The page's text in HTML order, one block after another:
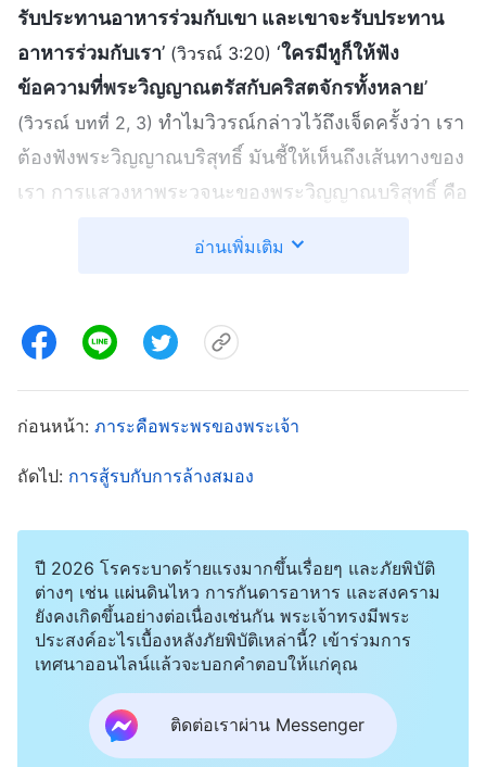
รับประทานอาหารร่วมกับเขา และเขาจะรับประทาน
อาหารร่วมกับเรา’ (วิวรณ์ 3:20) ‘ใครมีหูก็ให้ฟัง
ข้อความที่พระวิญญาณตรัสกับคริสตจักรทั้งหลาย’
(วิวรณ์ บทที่ 2, 3) ทำไมวิวรณ์กล่าวไว้ถึงเจ็ดครั้งว่า เรา
ต้องฟังพระวิญญาณบริสุทธิ์ มันชี้ให้เห็นถึงเส้นทางของ
เรา การแสวงหาพระวจนะของพระวิญญาณบริสุทธิ์ คือ
เสียงของพระเจ้า เหล่าผู้ที่ฟังเสียงของพระเจ้า และ
ส่วนผู้ที่ไม่ฟังเสียงของพระเจ้า คือหญิงพรหมจารีโง่ที่
ไม่ได้ต้อนรับองค์พระผู้เป็นเจ้า” ขณะที่พี่สวีฟัง ดวงตา
ฤทธิ์บทตอนหนึ่ง พระเจ้าผู้ทรงมหิทธิฤทธิ์ตรัสว่า “
หนึ่งเราเคยเป็นที่รู้จักในนามพระยาห์เวห์ เรายังเคยถูก
เรียกว่าพระเมสสิยาห์เช่นกัน และครั้งหนึ่งผู้คนเรียกเรา
ว่าพระเยซูพระผู้ช่วยให้รอดด้วยความรักและความ
เคารพยกย่อง อย่างไรก็ดี ณ วันนี้ เราไม่ใช่พระยาห์เวห์
หรือพระเยซูซึ่งผู้คนได้รู้จักในช่วงเวลาที่ผ่านมาอีกต่อ
ไป เราคือพระเจ้าผู้ที่ได้กลับมาในยุคสุดท้าย พระเจ้าผู้
ที่จะนำพายุคนี้ไปสู่บทอวสาน เราคือพระเจ้าพระองค์
อ่านเพิ่มเติม
ก่อนหน้า: ภาระคือพระพรของพระเจ้า
ถัดไป: การสู้รบกับการล้างสมอง
ปี 2026 โรคระบาดร้ายแรงมากขึ้นเรื่อยๆ และภัยพิบัติ
ต่างๆ เช่น แผ่นดินไหว การกันดารอาหาร และสงคราม
ยังคงเกิดขึ้นอย่างต่อเนื่องเช่นกัน พระเจ้าทรงมีพระ
ประสงค์อะไรเบื้องหลังภัยพิบัติเหล่านี้? เข้าร่วมการ
เทศนาออนไลน์แล้วจะบอกคำตอบให้แก่คุณ
ติดต่อเราผ่าน Messenger